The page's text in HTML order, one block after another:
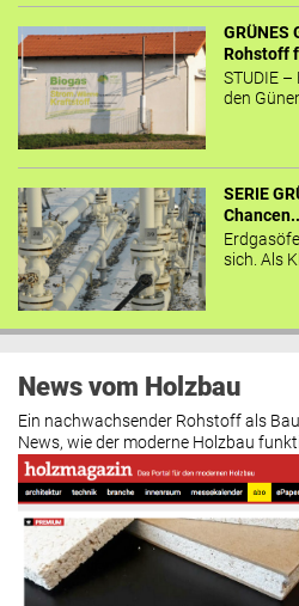
GRÜNES
Rohstoff
STUDIE
den
SERIE
sich. Als
News vom Holzbau
Ein nachwachsender Rohstoff als
News, wie der moderne Holzbau